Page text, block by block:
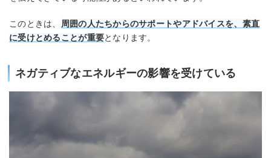
このときは、 周囲の人たちからのサポートやアドバイスを、素直
に受けとめることが重要となります。
ネガティブなエネルギーの影響を受けている